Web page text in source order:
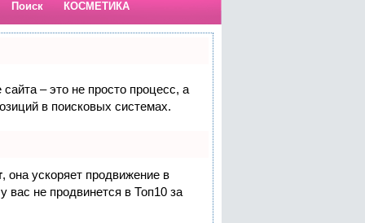
Поиск КОСМЕТИКА
– это не просто процесс, а
в поисковых системах.
, она ускоряет продвижение в
вас не продвинется в Топ10 за